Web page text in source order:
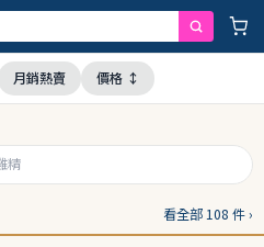
食用
月銷熱賣 價格 ↕
看全部 108 件 ›